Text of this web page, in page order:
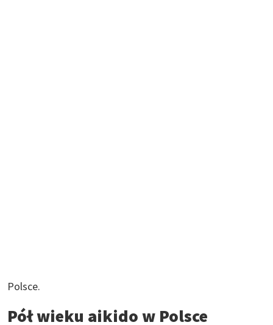
Polsce.
Pół wieku aikido w Polsce